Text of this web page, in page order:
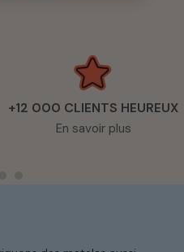
+12 000 CLIENTS HEUREUX
En savoir plus